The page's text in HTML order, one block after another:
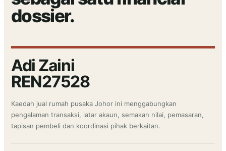
dossier.
Adi Zaini
REN27528
Kaedah jual rumah pusaka Johor ini menggabungkan
pengalaman transaksi, latar akaun, semakan nilai, pemasaran,
tapisan pembeli dan koordinasi pihak berkaitan.